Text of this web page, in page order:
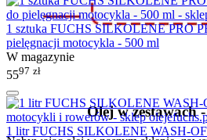
Olej w zestawach
1 sztuka FUCHS SILKOLENE PRO
pielęgnacji motocykla - 500 ml
W magazynie
5597 zł
1 litr FUCHS SILKOLENE WASH-